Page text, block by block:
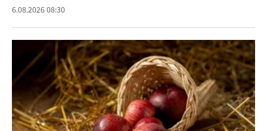
6.08.2026 08:30